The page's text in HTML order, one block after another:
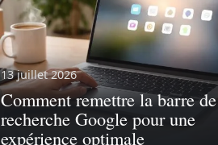
13 juillet 2026
Comment remettre la barre de
recherche Google pour une
expérience optimale